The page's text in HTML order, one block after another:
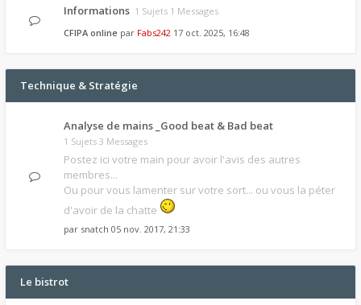
Informations 1 Sujets 1 Messages
CFIPA online par Fabs242 17 oct. 2025, 16:48
Technique & Stratégie
Analyse de mains _Good beat & Bad beat
1 Sujets 3 Messages
Postez ici votre main pour avoir l'avis des autres
membres...
Ou pour vous lamenter sur votre sort... ou vous la péter
d'avoir de la chatte
par snatch 05 nov. 2017, 21:33
Le bistrot